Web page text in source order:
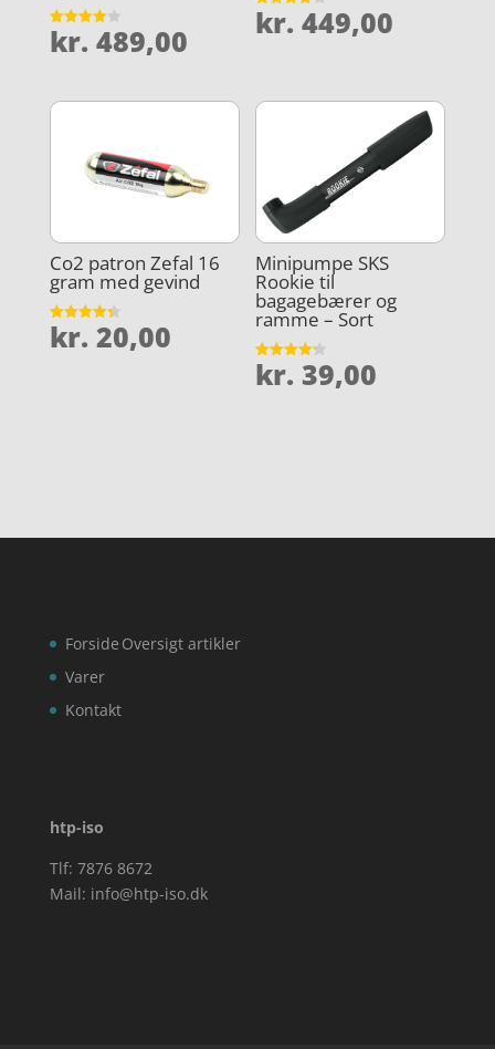
Vurderet
kr. 489,00
Vurderet
3.9
kr. 449,00
Co2 patron Zefal 16
gram med gevind
Vurderet
4.3
kr. 20,00
Minipumpe SKS
Rookie til
bagagebærer og
ramme – Sort
Vurderet
4.2
kr. 39,00
Forside
Varer
Kontakt
Oversigt artikler
htp-iso
Tlf: 7876 8672
Mail: info@htp-iso.dk